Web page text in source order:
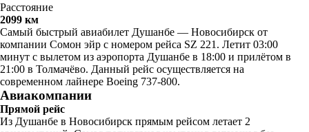
Расстояние
2099 км
Самый быстрый авиабилет Душанбе — Новосибирск от
компании Сомон эйр с номером рейса SZ 221. Летит 03:00
минут с вылетом из аэропорта Душанбе в 18:00 и прилётом в
21:00 в Толмачёво. Данный рейс осуществляется на
современном лайнере Boeing 737-800.
Авиакомпании
Прямой рейс
Из Душанбе в Новосибирск прямым рейсом летает 2